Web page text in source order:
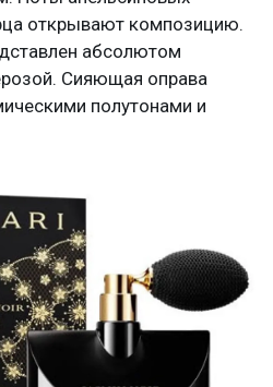
открывают композицию.
абсолютом
Сияющая оправа
полутонами и